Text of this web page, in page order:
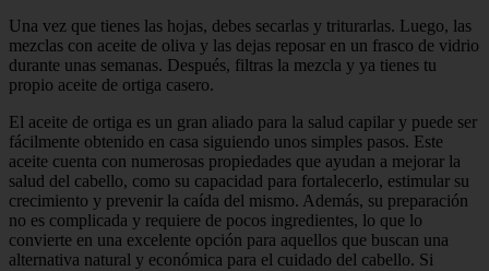
Una vez que tienes las hojas, debes secarlas y triturarlas. Luego, las
mezclas con aceite de oliva y las dejas reposar en un frasco de vidrio
durante unas semanas. Después, filtras la mezcla y ya tienes tu
propio aceite de ortiga casero.
El aceite de ortiga es un gran aliado para la salud capilar y puede ser
fácilmente obtenido en casa siguiendo unos simples pasos. Este
aceite cuenta con numerosas propiedades que ayudan a mejorar la
salud del cabello, como su capacidad para fortalecerlo, estimular su
crecimiento y prevenir la caída del mismo. Además, su preparación
no es complicada y requiere de pocos ingredientes, lo que lo
convierte en una excelente opción para aquellos que buscan una
alternativa natural y económica para el cuidado del cabello. Si